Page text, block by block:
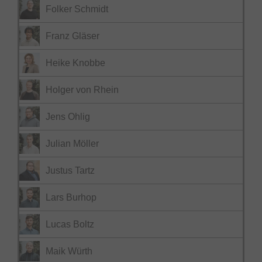
Folker Schmidt
Franz Gläser
Heike Knobbe
Holger von Rhein
Jens Ohlig
Julian Möller
Justus Tartz
Lars Burhop
Lucas Boltz
Maik Würth